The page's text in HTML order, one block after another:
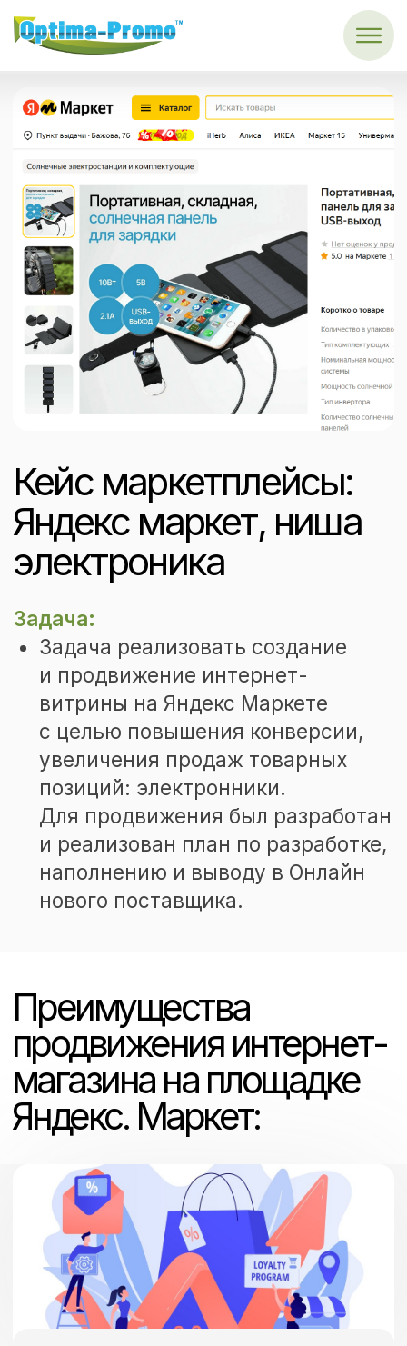
Яндекс Маркет, электроника
Кейс маркетплейсы:
Яндекс маркет, ниша
электроника
и продвижение интернет-
витрины на Яндекс Маркете
с целью повышения конверсии,
увеличения продаж товарных
позиций: электронники.
Для продвижения был разработан
наполнению и выводу в Онлайн
нового поставщика.
Преимущества
продвижения интернет-
магазина на площадке
Яндекс. Маркет:
Размещение информации о вашем
магазине на популярной площадке
привлечет внимание
потенциальных покупателей
и повысит его видимость
в поисковой выдаче.
Увеличение конверсии
Оптимизация сайта и улучшение его
позиций в результатах поиска
помогут увеличить количество